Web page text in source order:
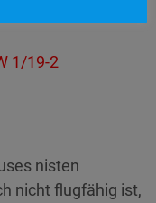
1/19-2
nisten
nicht flugfähig ist,